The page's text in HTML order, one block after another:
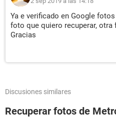
Ya e verificado en Google
foto que quiero recuperar, otra
Gracias
Discusiones similares
Recuperar fotos de